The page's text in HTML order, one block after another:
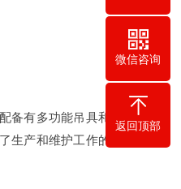
备有多功能吊具和吊
生产和维护工作的顺
微信咨询
返回顶部